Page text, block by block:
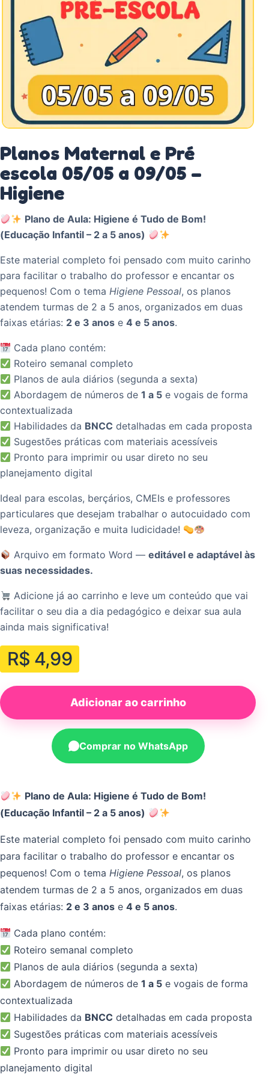
Planos Maternal e Pré
escola 05/05 a 09/05 –
Higiene
Plano de Aula: Higiene é Tudo de Bom!
(Educação Infantil – 2 a 5 anos)
Este material completo foi pensado com muito carinho
para facilitar o trabalho do professor e encantar os
pequenos! Com o tema Higiene Pessoal, os planos
atendem turmas de 2 a 5 anos, organizados em duas
faixas etárias: 2 e 3 anos e 4 e 5 anos.
Cada plano contém:
Roteiro semanal completo
Planos de aula diários (segunda a sexta)
Abordagem de números de1 a 5 e vogais de forma
contextualizada
Habilidades da BNCC detalhadas em cada proposta
Sugestões práticas com materiais acessíveis
Pronto para imprimir ou usar direto no seu
planejamento digital
Ideal para escolas, berçários, CMEIs e professores
particulares que desejam trabalhar o autocuidado com
leveza, organização e muita ludicidade!
Arquivo em formato Word —editável e adaptável às
suas necessidades.
Adicione já ao carrinho e leve um conteúdo que vai
facilitar o seu dia a dia pedagógico e deixar sua aula
ainda mais significativa!
R$ 4,99
Adicionar ao carrinho
Comprar no WhatsApp
Plano de Aula: Higiene é Tudo de Bom!
(Educação Infantil – 2 a 5 anos)
Este material completo foi pensado com muito carinho
para facilitar o trabalho do professor e encantar os
pequenos! Com o tema Higiene Pessoal, os planos
atendem turmas de 2 a 5 anos, organizados em duas
faixas etárias: 2 e 3 anos e 4 e 5 anos.
Cada plano contém:
Roteiro semanal completo
Planos de aula diários (segunda a sexta)
Abordagem de números de1 a 5 e vogais de forma
contextualizada
Habilidades da BNCC detalhadas em cada proposta
Sugestões práticas com materiais acessíveis
Pronto para imprimir ou usar direto no seu
planejamento digital